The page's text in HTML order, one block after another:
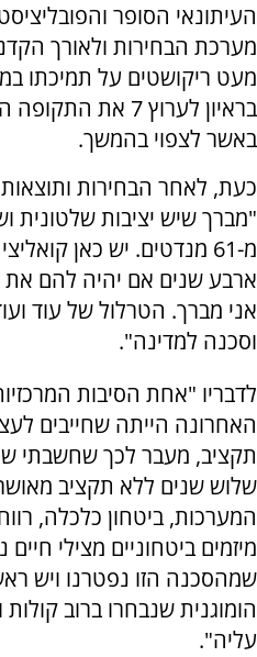
העיתונאי הסופר
מערכת הבחירות ולאורך
מעט ריקושטים על תמיכתו
בראיון לערוץ 7
באשר לצפוי בהמשך.
כעת, לאחר הבחירות
"מברך שיש יציבות
מ-61 מנדטים. יש כאן
ארבע שנים אם יהיה להם
אני מברך. הטרלול של עוד
וסכנה למדינה".
לדבריו "אחת הסיבות
האחרונה הייתה שחייבים
תקציב, מעבר לכך שחשבתי
שלוש שנים ללא תקציב מאושר
המערכות, ביטחון כלכלה,
מיזמים ביטחוניים מצילי
שמהסכנה הזו נפטרנו ויש
הומוגנית שנבחרו ברוב
עליה".